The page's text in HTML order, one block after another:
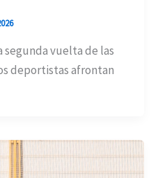
segunda vuelta de las
deportistas afrontan